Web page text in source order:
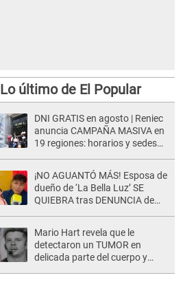
Lo último de El Popular
DNI GRATIS en agosto | Reniec
anuncia CAMPAÑA MASIVA en
19 regiones: horarios y sedes
¡NO AGUANTÓ MÁS! Esposa de
dueño de ‘La Bella Luz’ SE
QUIEBRA tras DENUNCIA de
Mario Hart revela que le
detectaron un TUMOR en
delicada parte del cuerpo y